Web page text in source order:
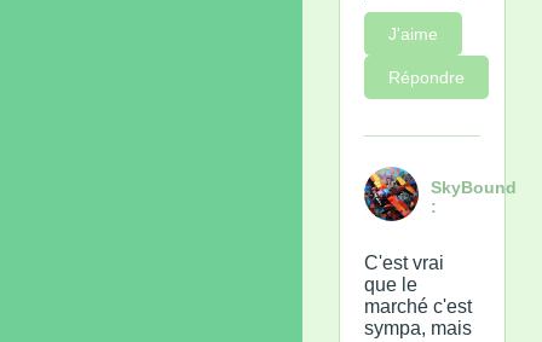
J'aime
Répondre
SkyBound
:
C'est vrai
que le
marché c'est
sympa, mais